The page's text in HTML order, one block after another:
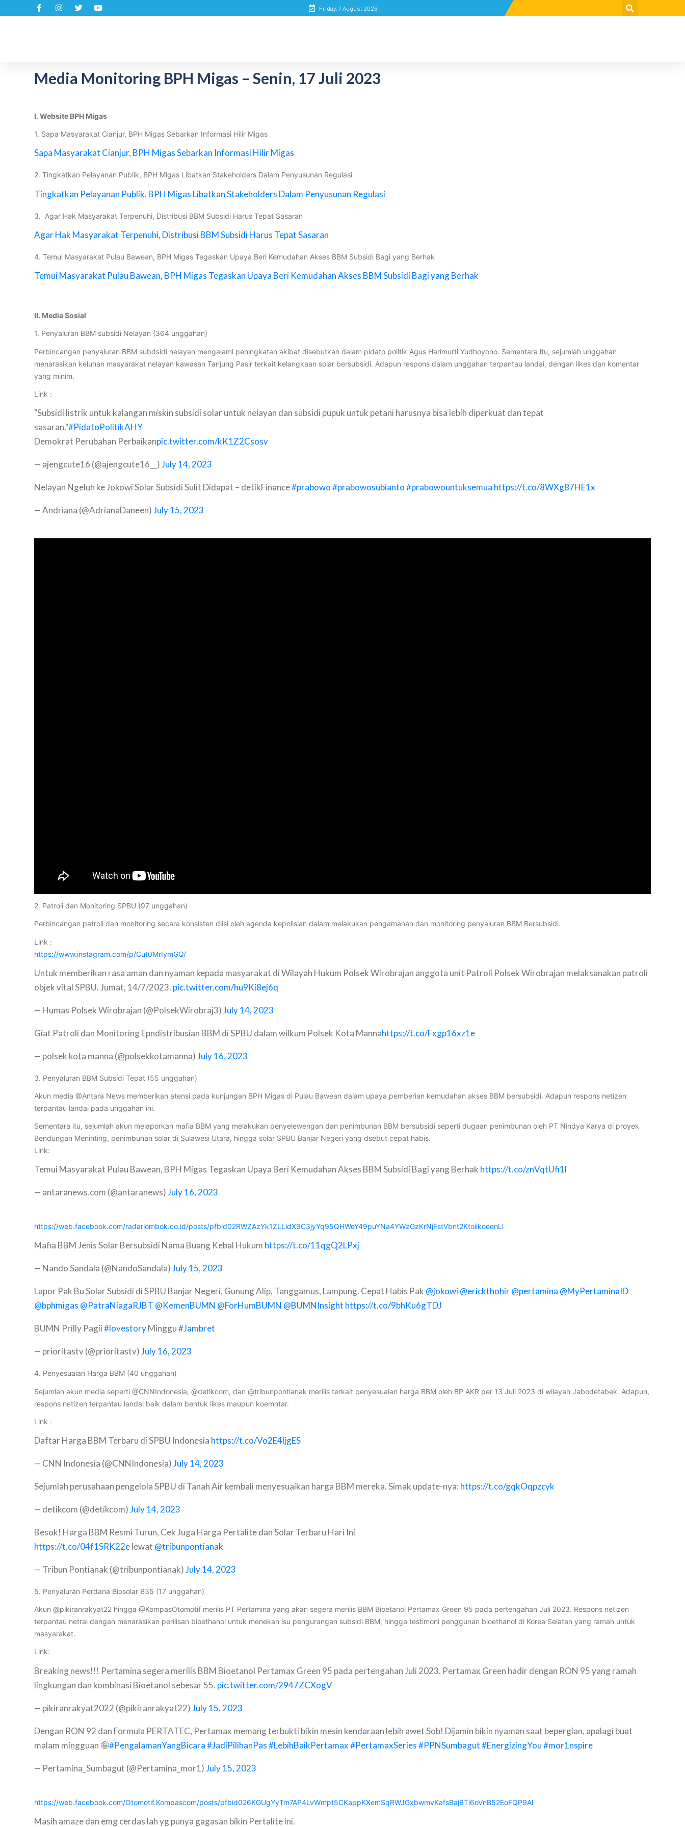
Friday, 7 August 2026
Media Monitoring BPH Migas – Senin, 17 Juli 2023
I. Website BPH Migas
1. Sapa Masyarakat Cianjur, BPH Migas Sebarkan Informasi Hilir Migas
Sapa Masyarakat Cianjur, BPH Migas Sebarkan Informasi Hilir Migas
2. Tingkatkan Pelayanan Publik, BPH Migas Libatkan Stakeholders Dalam Penyusunan Regulasi
Tingkatkan Pelayanan Publik, BPH Migas Libatkan Stakeholders Dalam Penyusunan Regulasi
3. Agar Hak Masyarakat Terpenuhi, Distribusi BBM Subsidi Harus Tepat Sasaran
Agar Hak Masyarakat Terpenuhi, Distribusi BBM Subsidi Harus Tepat Sasaran
4. Temui Masyarakat Pulau Bawean, BPH Migas Tegaskan Upaya Beri Kemudahan Akses BBM Subsidi Bagi yang Berhak
Temui Masyarakat Pulau Bawean, BPH Migas Tegaskan Upaya Beri Kemudahan Akses BBM Subsidi Bagi yang Berhak
II. Media Sosial
1. Penyaluran BBM subsidi Nelayan (364 unggahan)
Perbincangan penyaluran BBM subdsidi nelayan mengalami peningkatan akibat disebutkan dalam pidato politik Agus Harimurti Yudhoyono. Sementara itu, sejumlah unggahan
menarasikan keluhan masyarakat nelayan kawasan Tanjung Pasir terkait kelangkaan solar bersubsidi. Adapun respons dalam unggahan terpantau landai, dengan likes dan komentar
yang minim.
Link :
"Subsidi listrik untuk kalangan miskin subsidi solar untuk nelayan dan subsidi pupuk untuk petani harusnya bisa lebih diperkuat dan tepat
sasaran."#PidatoPolitikAHY
Demokrat Perubahan Perbaikanpic.twitter.com/kK1Z2Csosv
— ajengcute16 (@ajengcute16__)July 14, 2023
Nelayan Ngeluh ke Jokowi Solar Subsidi Sulit Didapat – detikFinance#prabowo #prabowosubianto #prabowountuksemua https://t.co/8WXg87HE1x
— Andriana (@AdrianaDaneen)July 15, 2023
2. Patroli dan Monitoring SPBU (97 unggahan)
Perbincangan patroli dan monitoring secara konsisten diisi oleh agenda kepolisian dalam melakukan pengamanan dan monitoring penyaluran BBM Bersubsidi.
Link :
https://www.instagram.com/p/Cut0MrIymGQ/
Untuk memberikan rasa aman dan nyaman kepada masyarakat di Wilayah Hukum Polsek Wirobrajan anggota unit Patroli Polsek Wirobrajan melaksanakan patroli
objek vital SPBU. Jumat, 14/7/2023. pic.twitter.com/hu9Ki8ej6q
— Humas Polsek Wirobrajan (@PolsekWirobraj3)July 14, 2023
Giat Patroli dan Monitoring Epndistribusian BBM di SPBU dalam wilkum Polsek Kota Mannahttps://t.co/Fxgp16xz1e
— polsek kota manna (@polsekkotamanna)July 16, 2023
3. Penyaluran BBM Subsidi Tepat (55 unggahan)
Akun media @Antara News memberikan atensi pada kunjungan BPH Migas di Pulau Bawean dalam upaya pemberian kemudahan akses BBM bersubsidi. Adapun respons netizen
terpantau landai pada unggahan ini.
Sementara itu, sejumlah akun melaporkan mafia BBM yang melakukan penyelewengan dan penimbunan BBM bersubsidi seperti dugaan penimbunan oleh PT Nindya Karya di proyek
Bendungan Meninting, penimbunan solar di Sulawesi Utara, hingga solar SPBU Banjar Negeri yang dsebut cepat habis.
Link:
Temui Masyarakat Pulau Bawean, BPH Migas Tegaskan Upaya Beri Kemudahan Akses BBM Subsidi Bagi yang Berhak https://t.co/znVqtUfi1l
— antaranews.com (@antaranews)July 16, 2023
https://web.facebook.com/radarlombok.co.id/posts/pfbid02RWZAzYk1ZLLidX9C3jyYq95QHWeY49puYNa4YWzGzKrNjFstVbnt2KtoiikoeenLl
Mafia BBM Jenis Solar Bersubsidi Nama Buang Kebal Hukum https://t.co/11qgQ2LPxj
— Nando Sandala (@NandoSandala)July 15, 2023
Lapor Pak Bu Solar Subsidi di SPBU Banjar Negeri, Gunung Alip, Tanggamus, Lampung. Cepat Habis Pak @jokowi@erickthohir@pertamina @MyPertaminaID
@bphmigas @PatraNiagaRJBT @KemenBUMN @ForHumBUMN @BUMNInsight https://t.co/9bhKu6gTDJ
BUMN Prilly Pagii#lovestoryMinggu#Jambret
— prioritastv (@prioritastv)July 16, 2023
4. Penyesuaian Harga BBM (40 unggahan)
Sejumlah akun media seperti @CNNIndonesia, @detikcom, dan @tribunpontianak merilis terkait penyesuaian harga BBM oleh BP AKR per 13 Juli 2023 di wilayah Jabodetabek. Adapun,
respons netizen terpantau landai baik dalam bentuk likes maupun koemntar.
Link :
Daftar Harga BBM Terbaru di SPBU Indonesia https://t.co/Vo2E4ljgES
— CNN Indonesia (@CNNIndonesia)July 14, 2023
Sejumlah perusahaan pengelola SPBU di Tanah Air kembali menyesuaikan harga BBM mereka. Simak update-nya: https://t.co/gqkOqpzcyk
— detikcom (@detikcom)July 14, 2023
Besok! Harga BBM Resmi Turun, Cek Juga Harga Pertalite dan Solar Terbaru Hari Ini
https://t.co/04f1SRK22elewat @tribunpontianak
— Tribun Pontianak (@tribunpontianak)July 14, 2023
5. Penyaluran Perdana Biosolar B35 (17 unggahan)
Akun @pikiranrakyat22 hingga @KompasOtomotif merilis PT Pertamina yang akan segera merilis BBM Bioetanol Pertamax Green 95 pada pertengahan Juli 2023. Respons netizen
terpantau netral dengan menarasikan perilisan bioethanol untuk menekan isu pengurangan subsidi BBM, hingga testimoni penggunan bioethanol di Korea Selatan yang ramah untuk
masyarakat.
Link:
Breaking news!!! Pertamina segera merilis BBM Bioetanol Pertamax Green 95 pada pertengahan Juli 2023. Pertamax Green hadir dengan RON 95 yang ramah
lingkungan dan kombinasi Bioetanol sebesar 55. pic.twitter.com/2947ZCXogV
— pikiranrakyat2022 (@pikiranrakyat22)July 15, 2023
Dengan RON 92 dan Formula PERTATEC, Pertamax memang terbukti bikin mesin kendaraan lebih awet Sob! Dijamin bikin nyaman saat bepergian, apalagi buat
malam mingguan 🤪#PengalamanYangBicara #JadiPilihanPas #LebihBaikPertamax #PertamaxSeries #PPNSumbagut #EnergizingYou #mor1nspire
— Pertamina_Sumbagut (@Pertamina_mor1)July 15, 2023
https://web.facebook.com/Otomotif.Kompascom/posts/pfbid026KGUgYyTm7AP4LvWmpt5CKappKXemSqRWJGxbwmvKafsBajBTi6oVnB52EoFQP9Al
Masih amaze dan emg cerdas lah yg punya gagasan bikin Pertalite ini.